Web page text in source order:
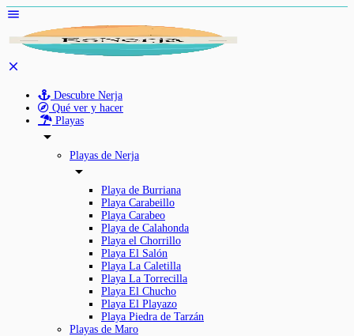
Descubre Nerja
Qué ver y hacer
Playas
Playas de Nerja
Playa de Burriana
Playa Carabeillo
Playa Carabeo
Playa de Calahonda
Playa el Chorrillo
Playa El Salón
Playa La Caletilla
Playa La Torrecilla
Playa El Chucho
Playa El Playazo
Playa Piedra de Tarzán
Playas de Maro